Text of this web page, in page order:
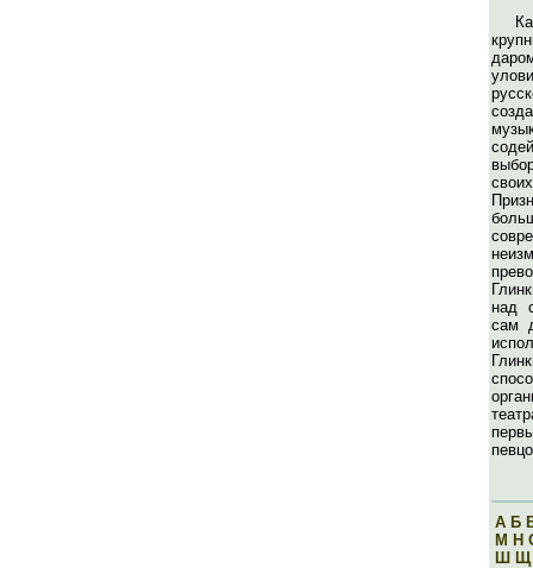
над
сам
А Б
М Н
Ш Щ